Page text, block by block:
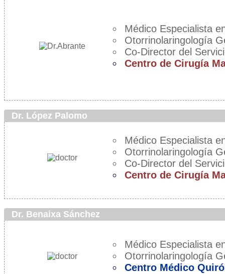
Médico Especialista
Otorrinolaringología
Co-Director del
Centro de Cirugía
Dr. López Palomo
Médico Especialista
Otorrinolaringología
Co-Director del
Centro de Cirugía
Dr. Benaixa Sánchez
Médico Especialista
Otorrinolaringología
Centro Médico